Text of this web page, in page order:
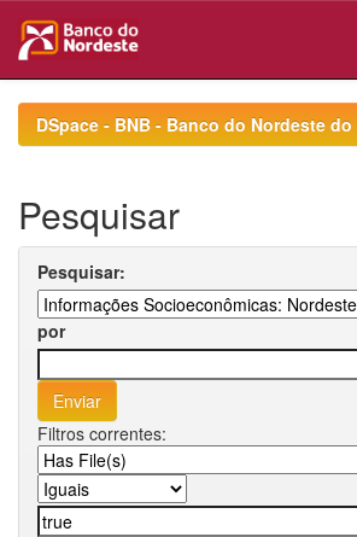
navigationDSpace - BNB - Banco do Nordeste
Pesquisar
Pesquisar:
por
Filtros correntes: